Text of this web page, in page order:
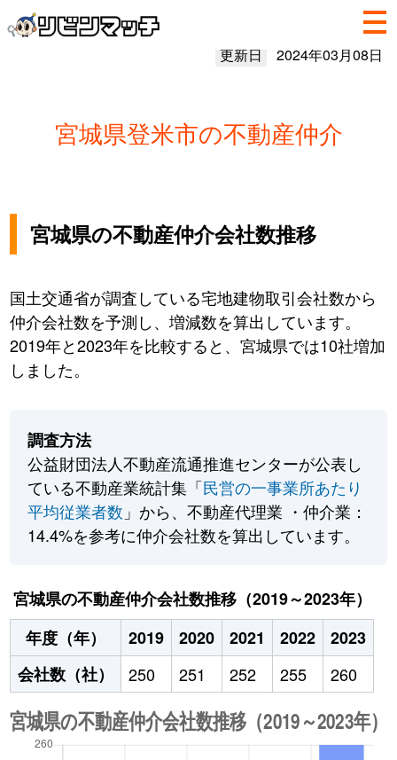
更新日 2024年03月08日
宮城県登米市の不動産仲介
宮城県の不動産仲介会社数推移
国土交通省が調査している宅地建物取引会社数から
仲介会社数を予測し、増減数を算出しています。
2019年と2023年を比較すると、宮城県では10社増加
しました。
調査方法
公益財団法人不動産流通推進センターが公表し
ている不動産業統計集「民営の一事業所あたり
平均従業者数 」から、不動産代理業 ・仲介業：
14.4%を参考に仲介会社数を算出しています。
宮城県の不動産仲介会社数推移（2019～2023年）
年度（年）
2019 2020 2021 2022
2023
会社数（社）
250 251 252 255 260